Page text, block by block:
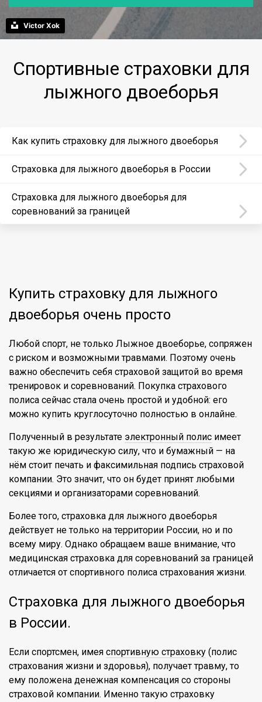
Victor Xok
Спортивные страховки для
лыжного двоеборья
Как купить страховку для лыжного двоеборья
Страховка для лыжного двоеборья в России
Страховка для лыжного двоеборья для
соревнований за границей
Купить страховку для лыжного
двоеборья очень просто
Любой спорт, не только Лыжное двоеборье, сопряжен
с риском и возможными травмами. Поэтому очень
важно обеспечить себя страховой защитой во время
тренировок и соревнований. Покупка страхового
полиса сейчас стала очень простой и удобной: его
можно купить круглосуточно полностью в онлайне.
Полученный в результате электронный полис имеет
такую же юридическую силу, что и бумажный — на
нём стоит печать и факсимильная подпись страховой
компании. Это значит, что он будет принят любыми
секциями и организаторами соревнований.
Более того, страховка для лыжного двоеборья
действует не только на территории России, но и по
всему миру. Однако обращаем ваше внимание, что
медицинская страховка для соревнований за границей
отличается от спортивного полиса страхования жизни.
Страховка для лыжного двоеборья
в России.
Если спортсмен, имея спортивную страховку (полис
страхования жизни и здоровья), получает травму, то
ему положена денежная компенсация со стороны
страховой компании. Именно такую страховку